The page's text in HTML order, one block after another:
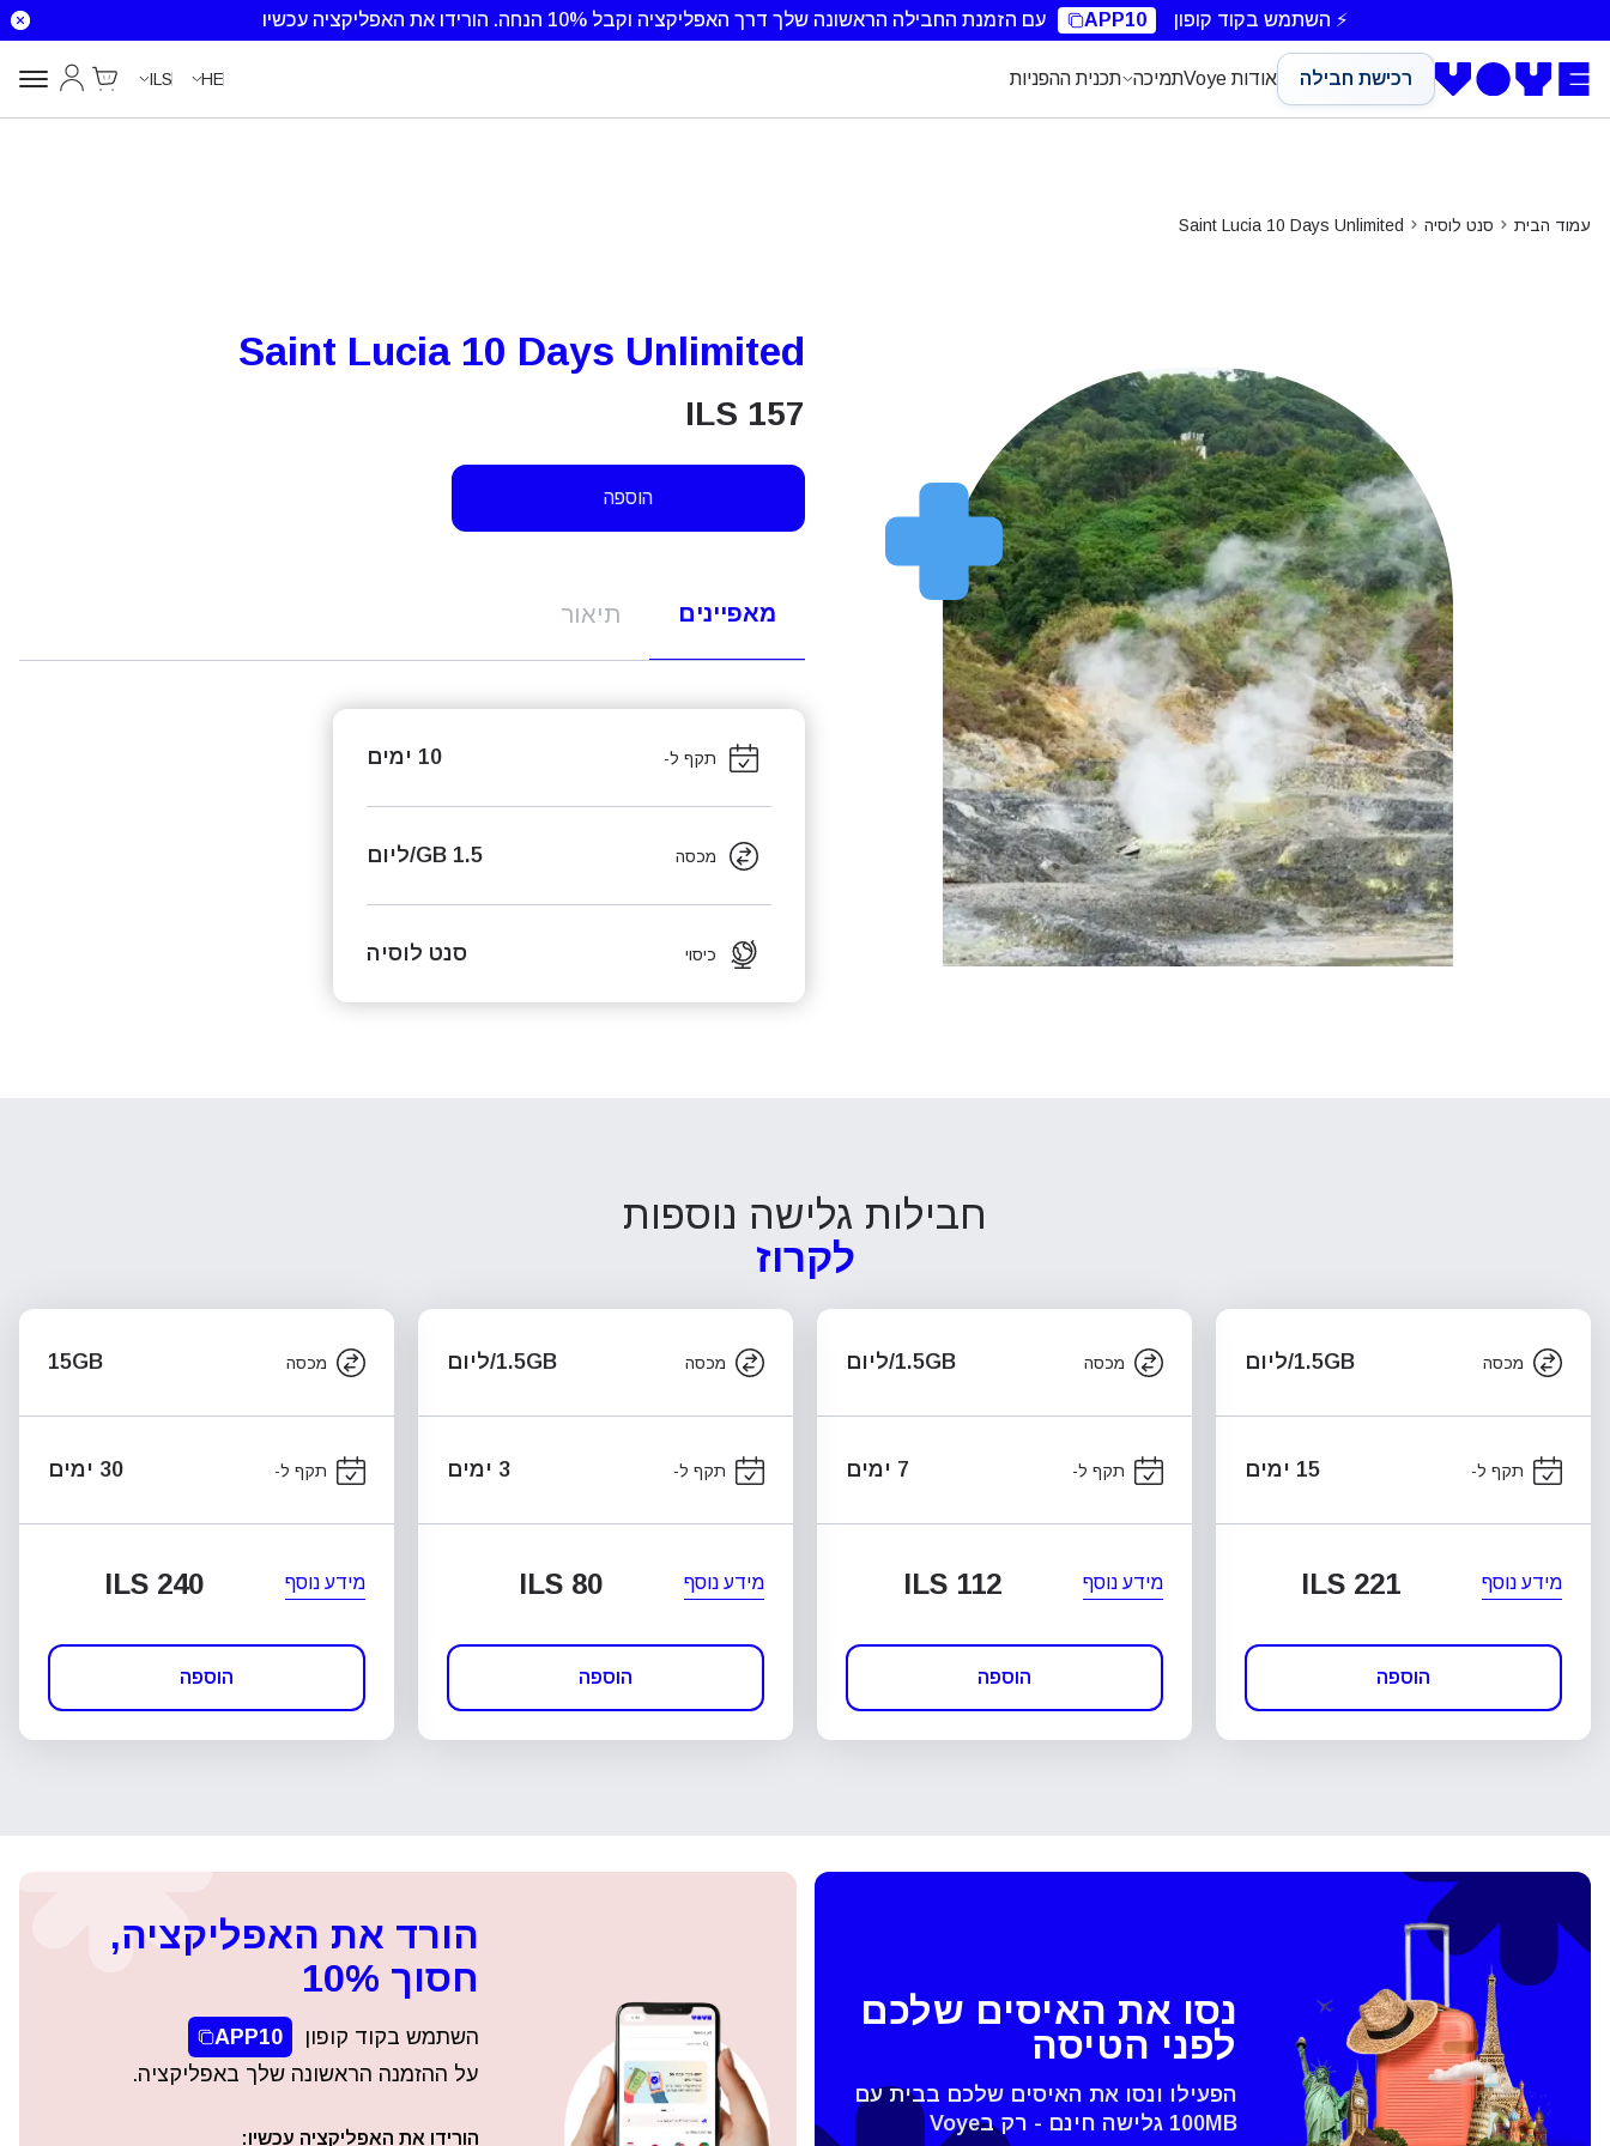
⚡ השתמש בקוד קופון APP10 עם הזמנת החבילה הראשונה שלך דרך האפליקציה וקבל 10% הנחה. הורידו את האפליקציה עכשיו
רכישת חבילה אודות Voye תמיכה תכנית ההפניות HE
ILS
Cart
החשבון
עמוד הבית סנט לוסיה Saint Lucia 10 Days Unlimited
Saint Lucia 10 Days Unlimited
ILS 157
הוספה
מאפיינים תיאור
תקף ל- 10 ימים
מכסה 1.5 GB/ליום
כיסוי סנט לוסיה
חבילות גלישה נוספות
לקרוז
מכסה 1.5GB/ליום
תקף ל- 15 ימים
מידע נוסף ILS 221
הוספה
מכסה 1.5GB/ליום
תקף ל- 7 ימים
מידע נוסף ILS 112
הוספה
מכסה 1.5GB/ליום
תקף ל- 3 ימים
מידע נוסף ILS 80
הוספה
מכסה 15GB
תקף ל- 30 ימים
מידע נוסף ILS 240
הוספה
סגירת החלונית
נסו את האיסים שלכם
לפני הטיסה
הפעילו ונסו את האיסים שלכם בבית עם
100MB גלישה חינם - רק בVoye
הורד את האפליקציה,
חסוך 10%
השתמש בקוד קופון
APP10
על ההזמנה הראשונה שלך באפליקציה.
הורידו את האפליקציה עכשיו: